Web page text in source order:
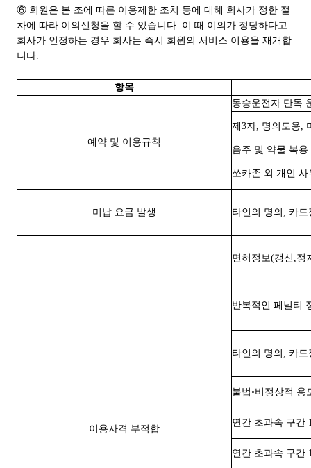
⑥ 회원은 본 조에 따른 이용제한 조치 등에 대해 회사가 정한 절
차에 따라 이의신청을 할 수 있습니다. 이 때 이의가 정당하다고
회사가 인정하는 경우 회사는 즉시 회원의 서비스 이용을 재개합
니다.
항목
예약 및 이용규칙
동승운전자 단독
제3자, 명의도용,
음주 및 약물 복용
쏘카존 외 개인
미납 요금 발생 타인의 명의, 카
이용자격 부적합
면허정보(갱신,정
반복적인 페널티
타인의 명의, 카
불법•비정상적
연간 초과속 구간
연간 초과속 구간